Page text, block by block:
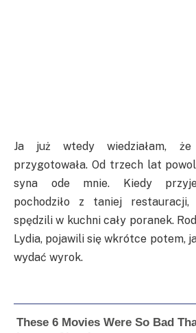
Ja już wtedy wiedziałam,
przygotowała. Od trzech lat
syna ode mnie. Kiedy
pochodziło z taniej
spędzili w kuchni cały poranek.
Lydia, pojawili się wkrótce potem,
wydać wyrok.